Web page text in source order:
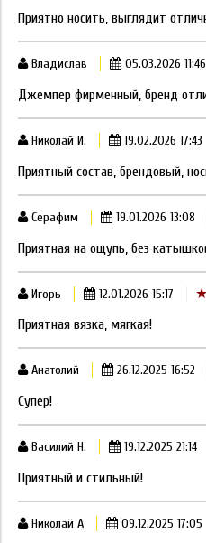
Приятно носить, выглядит
Владислав 05.03.2026 11:46
Джемпер фирменный, бренд
Николай И. 19.02.2026 17:43
Приятный состав, брендовый,
Серафим 19.01.2026 13:08
Приятная на ощупь, без
Игорь 12.01.2026 15:17
Приятная вязка, мягкая!
Анатолий 26.12.2025 16:52
Супер!
Василий Н. 19.12.2025 21:14
Приятный и стильный!
Николай А 09.12.2025 17:05